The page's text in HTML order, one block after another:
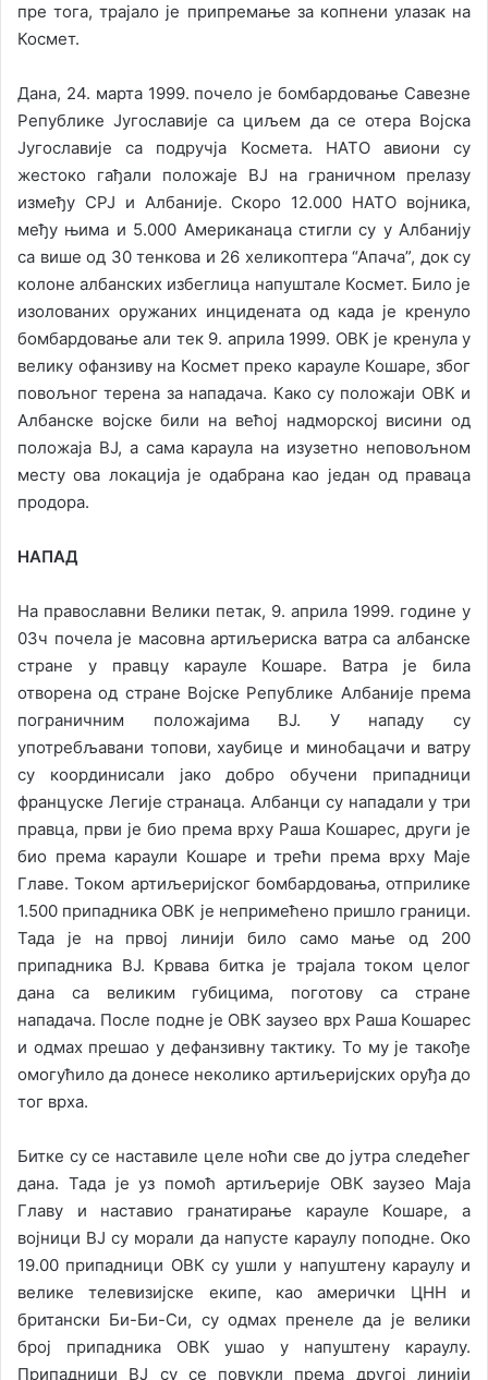
пре тога, трајало је припремање за копнени улазак на
Космет.
Дана, 24. марта 1999. почело је бомбардовање Савезне
Републике Југославије са циљем да се отера Војска
Југославије са подручја Космета. НАТО авиони су
жестоко гађали положаје ВЈ на граничном прелазу
између СРЈ и Албаније. Скоро 12.000 НАТО војника,
међу њима и 5.000 Американаца стигли су у Албанију
са више од 30 тенкова и 26 хеликоптера “Апача”, док су
колоне албанских избеглица напуштале Космет. Било је
изолованих оружаних инцидената од када је кренуло
бомбардовање али тек 9. априла 1999. ОВК је кренула у
велику офанзиву на Космет преко карауле Кошаре, због
повољног терена за нападача. Како су положаји ОВК и
Албанске војске били на већој надморској висини од
положаја ВЈ, а сама караула на изузетно неповољном
месту ова локација је одабрана као један од праваца
продора.
НАПАД
На православни Велики петак, 9. априла 1999. године у
03ч почела је масовна артиљериска ватра са албанске
стране у правцу карауле Кошаре. Ватра је била
отворена од стране Војске Републике Албаније према
пограничним положајима ВЈ. У нападу су
употребљавани топови, хаубице и минобацачи и ватру
су координисали јако добро обучени припадници
француске Легије странаца. Албанци су нападали у три
правца, први је био према врху Раша Кошарес, други је
био према караули Кошаре и трећи према врху Маје
Главе. Током артиљеријског бомбардовања, отприлике
1.500 припадника ОВК је непримећено пришло граници.
Тада је на првој линији било само мање од 200
припадника ВЈ. Крвава битка је трајала током целог
дана са великим губицима, поготову са стране
нападача. После подне је ОВК заузео врх Раша Кошарес
и одмах прешао у дефанзивну тактику. То му је такође
омогућило да донесе неколико артиљеријских оруђа до
тог врха.
Битке су се наставиле целе ноћи све до јутра следећег
дана. Тада је уз помоћ артиљерије ОВК заузео Маја
Главу и наставио гранатирање карауле Кошаре, а
војници ВЈ су морали да напусте караулу поподне. Око
19.00 припадници ОВК су ушли у напуштену караулу и
велике телевизијске екипе, као амерички ЦНН и
британски Би-Би-Си, су одмах пренеле да је велики
број припадника ОВК ушао у напуштену караулу.
Припадници ВЈ су се повукли према другој линији